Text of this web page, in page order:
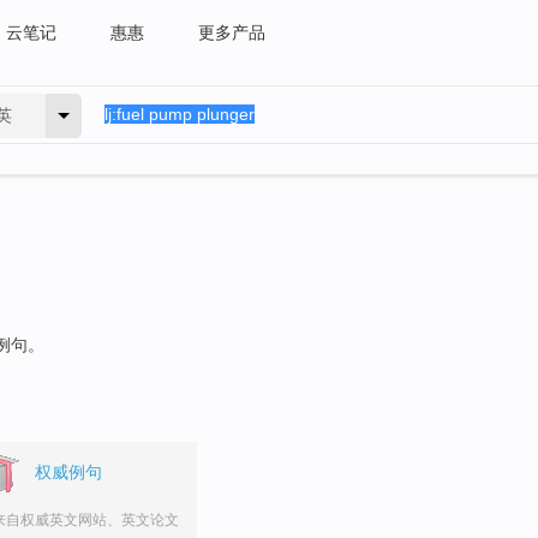
云笔记 惠惠 更多产品
句。
权威例句
自权威英文网站、英文论文